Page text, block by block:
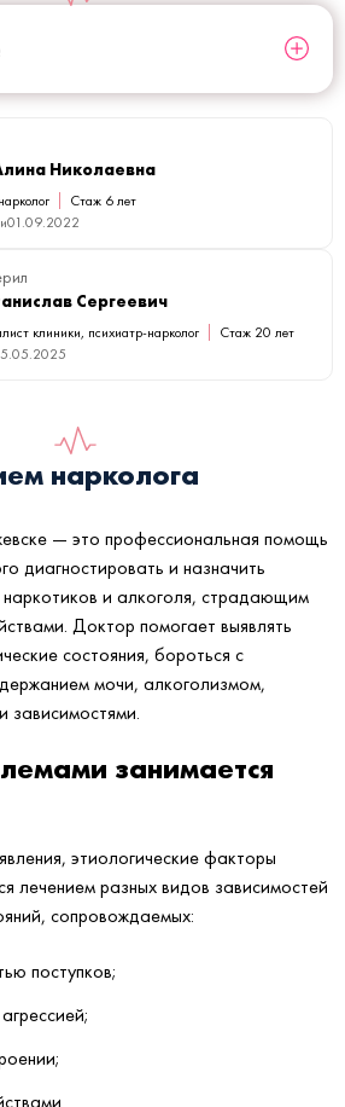
Николаевна
Стаж 6 лет
01.09.2022
Сергеевич
клиники, психиатр-нарколог
Стаж 20 лет
нарколога
— это профессиональная помощь
диагностировать и назначить
и алкоголя, страдающим
Доктор помогает выявлять
состояния, бороться с
мочи, алкоголизмом,
зависимостями.
занимается
этиологические факторы
лечением разных видов зависимостей
сопровождаемых:
поступков;